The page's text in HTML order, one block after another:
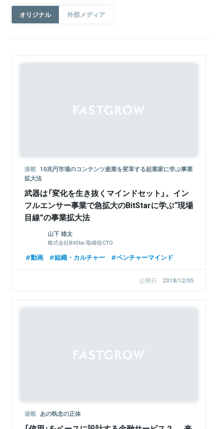
オリジナル 外部メディア
連載 10兆円市場のコンテンツ産業を変革する起業家に学ぶ事業
拡大法
武器は「変化を生き抜くマインドセット」。イン
フルエンサー事業で急拡大のBitStarに学ぶ“現場
目線”の事業拡大法
山下 雄太
株式会社BitStar 取締役CTO
動画 組織・カルチャー ベンチャーマインド
公開日 2018/12/05
連載 あの執念の正体